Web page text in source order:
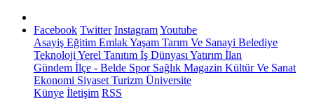
Facebook Twitter InstagramYoutube
Asayiş Eğitim EmlakYaşam Tarım Ve Sanayi Belediye
Teknoloji Yerel Tanıtım İş Dünyası Yatırım İlan
Gündem İlçe - Belde SporSağlık Magazin Kültür Ve Sanat
Ekonomi Siyaset Turizm Üniversite
Künye İletişim RSS